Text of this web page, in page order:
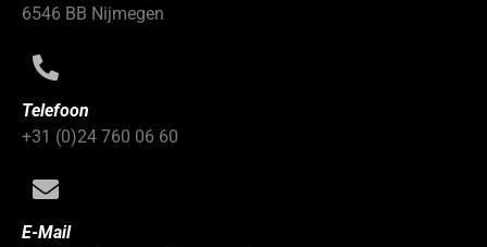
6546 BB Nijmegen
Telefoon
+31 (0)24 760 06 60
E-Mail